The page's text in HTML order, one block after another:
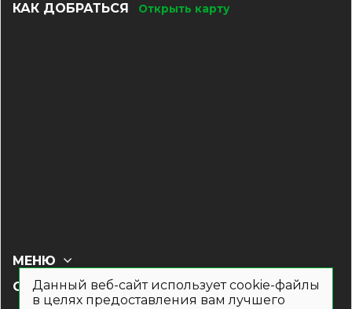
КАК ДОБРАТЬСЯ Открыть карту
СОЦ СЕТИ
МЕНЮ
Данный веб-сайт использует cookie-файлы
в целях предоставления вам лучшего